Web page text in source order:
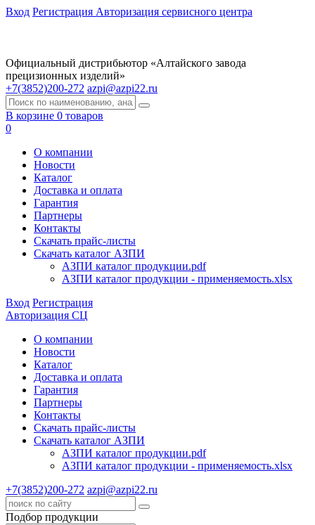
Вход Регистрация Авторизация сервисного центра
Официальный дистрибьютор «Алтайского завода
прецизионных изделий»
+7(3852)200-272 azpi@azpi22.ru
В корзине 0 товаров
0
О компании
Новости
Каталог
Доставка и оплата
Гарантия
Партнеры
Контакты
Скачать прайс-листы
Скачать каталог АЗПИ
АЗПИ каталог продукции.pdf
АЗПИ каталог продукции - применяемость.xlsx
Вход Регистрация
Авторизация СЦ
О компании
Новости
Каталог
Доставка и оплата
Гарантия
Партнеры
Контакты
Скачать прайс-листы
Скачать каталог АЗПИ
АЗПИ каталог продукции.pdf
АЗПИ каталог продукции - применяемость.xlsx
+7(3852)200-272 azpi@azpi22.ru
Подбор продукции